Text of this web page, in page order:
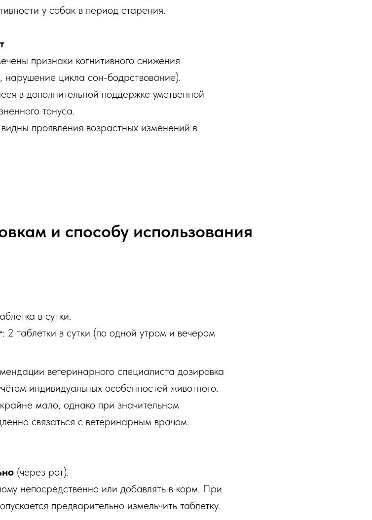
у собак в период старения.
признаки когнитивного снижения
нарушение цикла сон-бодрствование).
в дополнительной поддержке умственной
тонуса.
проявления возрастных изменений в
и способу использования
в сутки.
: 2 таблетки в сутки (по одной утром и вечером
ветеринарного специалиста дозировка
индивидуальных особенностей животного.
мало, однако при значительном
связаться с ветеринарным врачом.
(через рот).
непосредственно или добавлять в корм. При
предварительно измельчить таблетку.